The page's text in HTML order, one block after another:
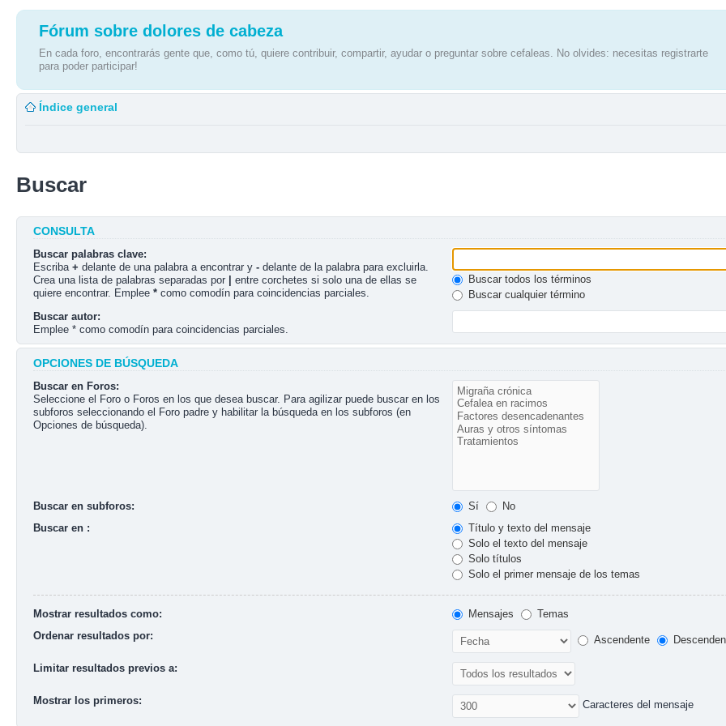
Fórum sobre dolores de cabeza
En cada foro, encontrarás gente que, como tú, quiere contribuir, compartir, ayudar o preguntar sobre cefaleas. No olvides: necesitas registrarte
para poder participar!
Índice general
Buscar
CONSULTA
Buscar palabras clave:
Escriba + delante de una palabra a encontrar y - delante de la palabra para excluirla.
Crea una lista de palabras separadas por
entre corchetes si solo una de ellas se
quiere encontrar. Emplee * como comodín para coincidencias parciales.
Buscar todos los términos
Buscar cualquier término
Buscar autor:
Emplee * como comodín para coincidencias parciales.
OPCIONES DE BÚSQUEDA
Buscar en Foros:
Seleccione el Foro o Foros en los que desea buscar. Para agilizar puede buscar en los
subforos seleccionando el Foro padre y habilitar la búsqueda en los subforos (en
Opciones de búsqueda).
Buscar en subforos: Sí
No
Buscar en :
Título y texto del mensaje
Solo el texto del mensaje
Solo títulos
Solo el primer mensaje de los temas
Mostrar resultados como: Mensajes
Temas
Ordenar resultados por:
Ascendente
Limitar resultados previos a:
Mostrar los primeros: Caracteres del mensaje